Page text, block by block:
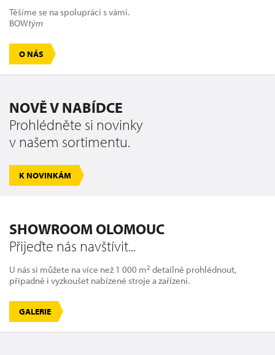
Těšíme se na spolupráci s vámi.
BOWtým
O NÁS
NOVĚ V NABÍDCE
Prohlédněte si novinky
v našem sortimentu.
K NOVINKÁM
SHOWROOM OLOMOUC
Přijeďte nás navštívit...
U nás si můžete na více než 1 000 m2 detailně prohlédnout,
případně i vyzkoušet nabízené stroje a zařízení.
GALERIE